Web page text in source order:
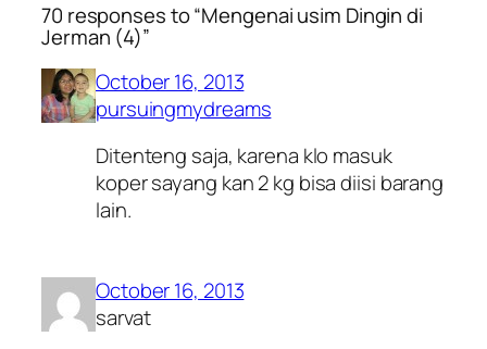
70 responses to “Mengenai usim Dingin di
Jerman (4)”
October 16, 2013
pursuingmydreams
Ditenteng saja, karena klo masuk
koper sayang kan 2 kg bisa diisi barang
lain.
October 16, 2013
sarvat